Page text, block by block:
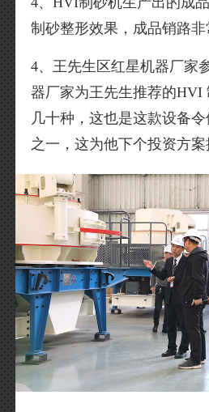
制砂整形效果，成品销路非
4、王先生区红星机器厂家
器厂家为王先生推荐的HVI
几十种，这也是这款设备
之一，这为他下个投资方案